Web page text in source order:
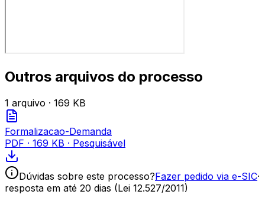
Outros arquivos do processo
1 arquivo · 169 KB
Formalizacao-Demanda
PDF · 169 KB · Pesquisável
Dúvidas sobre este processo?Fazer pedido via e-SIC·
resposta em até 20 dias (Lei 12.527/2011)